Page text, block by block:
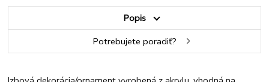
Popis
Potrebujete poradiť?